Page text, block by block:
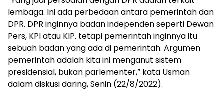
lembaga. Ini ada perbedaan antara pemerintah dan
DPR. DPR inginnya badan independen seperti Dewan
Pers, KPI atau KIP. tetapi pemerintah inginnya itu
sebuah badan yang ada di pemerintah. Argumen
pemerintah adalah kita ini menganut sistem
presidensial, bukan parlementer,” kata Usman
dalam diskusi daring, Senin (22/8/2022).